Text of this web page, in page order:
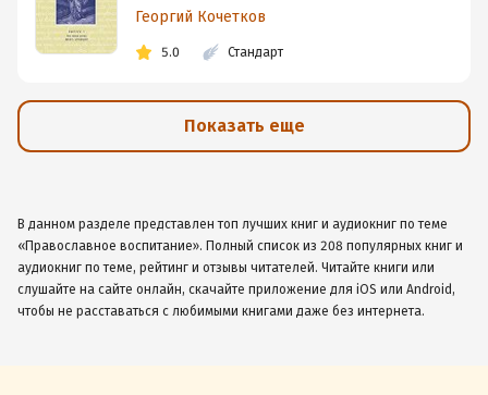
Георгий Кочетков
5.0 Стандарт
Показать еще
В данном разделе представлен топ лучших книг и аудиокниг по теме
«Православное воспитание». Полный список из 208 популярных книг и
аудиокниг по теме, рейтинг и отзывы читателей. Читайте книги или
слушайте на сайте онлайн, скачайте приложение для iOS или Android,
чтобы не расставаться с любимыми книгами даже без интернета.